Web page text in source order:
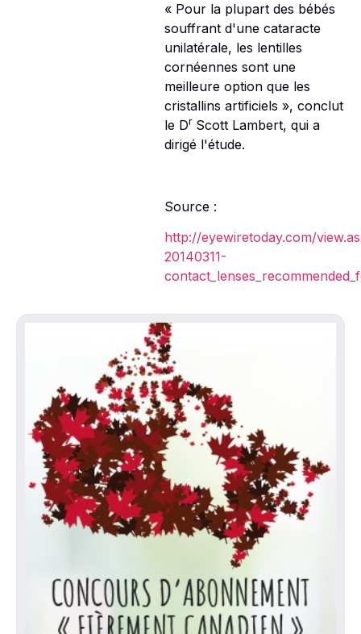
« Pour la plupart des bébés
souffrant d'une cataracte
unilatérale, les lentilles
cornéennes sont une
meilleure option que les
cristallins artificiels », conclut
le DrScott Lambert, qui a
dirigé l'étude.
Source :
http://eyewiretoday.com/
20140311-